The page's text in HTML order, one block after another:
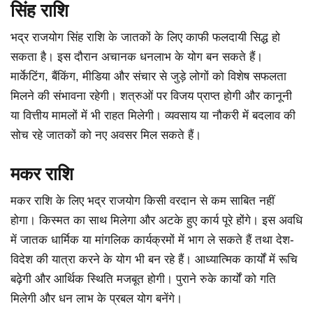
सिंह राशि
भद्र राजयोग सिंह राशि के जातकों के लिए काफी फलदायी सिद्ध हो
सकता है। इस दौरान अचानक धनलाभ के योग बन सकते हैं।
मार्केटिंग, बैंकिंग, मीडिया और संचार से जुड़े लोगों को विशेष सफलता
मिलने की संभावना रहेगी। शत्रुओं पर विजय प्राप्त होगी और कानूनी
या वित्तीय मामलों में भी राहत मिलेगी। व्यवसाय या नौकरी में बदलाव की
सोच रहे जातकों को नए अवसर मिल सकते हैं।
मकर राशि
मकर राशि के लिए भद्र राजयोग किसी वरदान से कम साबित नहीं
होगा। किस्मत का साथ मिलेगा और अटके हुए कार्य पूरे होंगे। इस अवधि
में जातक धार्मिक या मांगलिक कार्यक्रमों में भाग ले सकते हैं तथा देश-
विदेश की यात्रा करने के योग भी बन रहे हैं। आध्यात्मिक कार्यों में रूचि
बढ़ेगी और आर्थिक स्थिति मजबूत होगी। पुराने रुके कार्यों को गति
मिलेगी और धन लाभ के प्रबल योग बनेंगे।